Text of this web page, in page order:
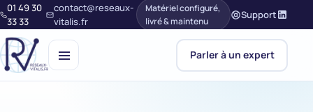
01 49 30
33 33
contact@reseaux-
vitalis.fr
Matériel configuré,
livré & maintenu
Support
Parler à un expert